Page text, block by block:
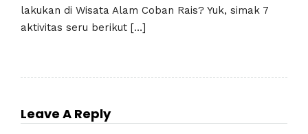
lakukan di Wisata Alam Coban Rais? Yuk, simak 7
aktivitas seru berikut […]
Leave A Reply